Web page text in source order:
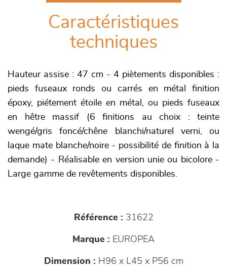
Caractéristiques
techniques
Hauteur assise : 47 cm - 4 piètements disponibles :
pieds fuseaux ronds ou carrés en métal finition
époxy, piétement étoile en métal, ou pieds fuseaux
en hêtre massif (6 finitions au choix : teinte
wengé/gris foncé/chêne blanchi/naturel verni, ou
laque mate blanche/noire - possibilité de finition à la
demande) - Réalisable en version unie ou bicolore -
Large gamme de revêtements disponibles.
Référence : 31622
Marque : EUROPEA
Dimension : H96 x L45 x P56 cm